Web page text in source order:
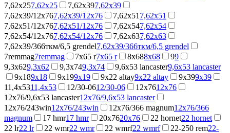
7,62x257,62x25 7,62x397,62x39
7,62x39/12x767,62x39/12x76 7,62x51 7,62x51
7,62x51/12x767,62x51/12x76 7,62x547,62x54
7,62x54/12x767,62x54/12x76 7,62x637,62x63
7,62х39/366ткм/6,5 grendel7,62х39/366ткм/6,5 grendel
7remmag7remmag 7x65 r7x65 r 8x688x68 99
9,3x629,3x62 9,3x749,3x74 9,6x53 lancaster9,6x53 lancaster
9x189x18 9x199x19 9x22 altay9x22 altay 9x399x39
11,4x5311,4x53 12/30-0612/30-06 12x7612x76
12x76/9,6x53 lancaster12x76/9,6x53 lancaster
12x76/243win12x76/243win 12x76/366 magnum12x76/366
magnum
17 hmr17 hmr 20x7620x76 22 hornet22 hornet
22 lr22 lr 22 wmr22 wmr 22 wmrf22 wmrf 22-250 rem22-